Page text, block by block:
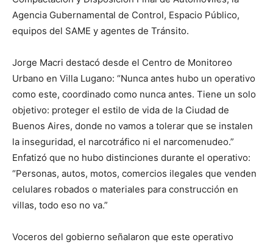
Agencia Gubernamental de Control, Espacio Público,
equipos del SAME y agentes de Tránsito.
Jorge Macri destacó desde el Centro de Monitoreo
Urbano en Villa Lugano: “Nunca antes hubo un operativo
como este, coordinado como nunca antes. Tiene un solo
objetivo: proteger el estilo de vida de la Ciudad de
Buenos Aires, donde no vamos a tolerar que se instalen
la inseguridad, el narcotráfico ni el narcomenudeo.”
Enfatizó que no hubo distinciones durante el operativo:
“Personas, autos, motos, comercios ilegales que venden
celulares robados o materiales para construcción en
villas, todo eso no va.”
Voceros del gobierno señalaron que este operativo